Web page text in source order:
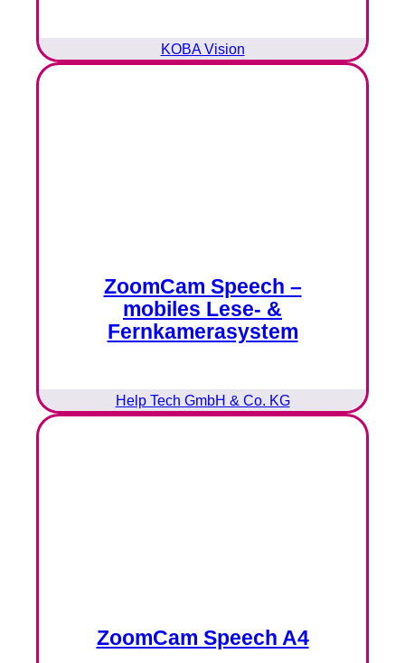
KOBA Vision
ZoomCam Speech –
mobiles Lese- &
Fernkamerasystem
Help Tech GmbH & Co. KG
ZoomCam Speech A4